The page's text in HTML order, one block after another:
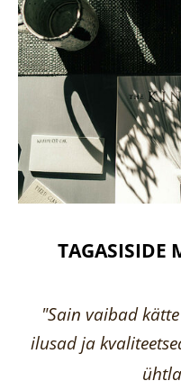
TAGASISIDE
"Sain vaibad
ilusad ja